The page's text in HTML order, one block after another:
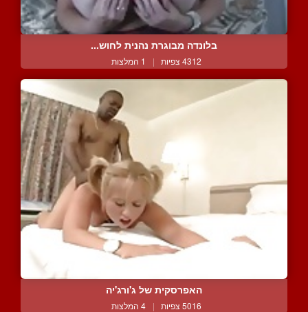
בלונדה מבוגרת נהנית לחוש...
4312 צפיות | 1 המלצות
האפרסקית של ג'ורג'יה
5016 צפיות | 4 המלצות